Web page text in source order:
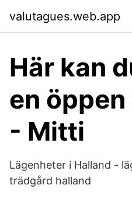
valutagues.web.app
Här kan
en
- Mitti
Lägenheter i Halland -
trädgård halland